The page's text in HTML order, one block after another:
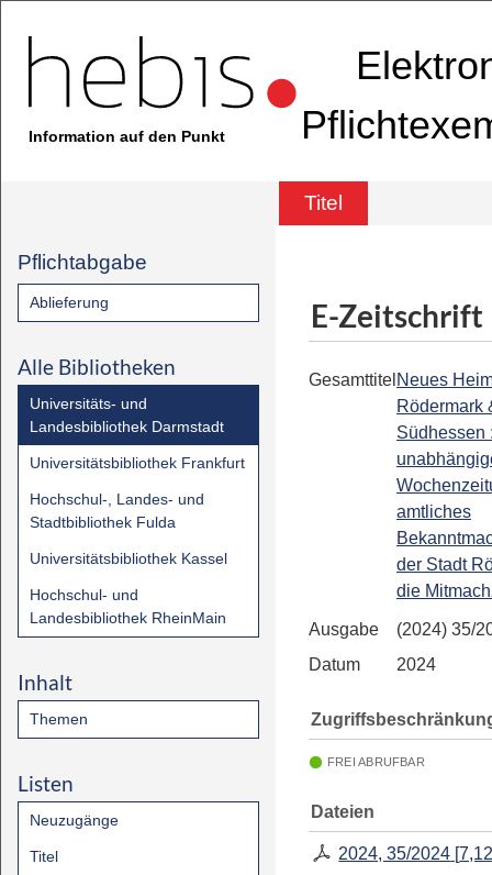
Information auf den Punkt
Titel
Pflichtabgabe
Ablieferung
Alle Bibliotheken
Universitäts- und
Landesbibliothek Darmstadt
Universitätsbibliothek Frankfurt
Hochschul-, Landes- und
Stadtbibliothek Fulda
Universitätsbibliothek Kassel
Hochschul- und
Landesbibliothek RheinMain
Inhalt
Themen
Listen
Neuzugänge
Titel
E-Zeitschrift
Gesamttitel Neues
Rödermark
Südhessen
amtliches
der Stadt
die
Ausgabe
(2024) 35/
Datum
2024
FREI ABRUFBAR
Dateien
2024, 35/2024 [